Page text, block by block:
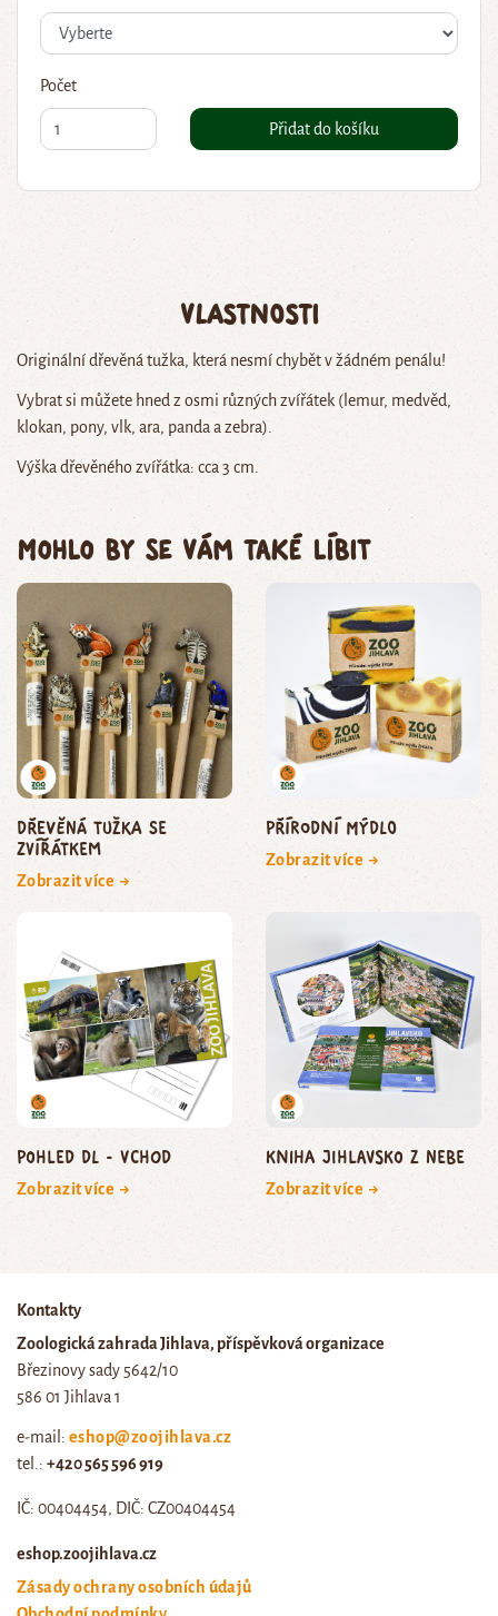
Počet
Přidat do košíku
Vlastnosti
Originální dřevěná tužka, která nesmí chybět v žádném penálu!
Vybrat si můžete hned z osmi různých zvířátek (lemur, medvěd,
klokan, pony, vlk, ara, panda a zebra).
Výška dřevěného zvířátka: cca 3 cm.
Mohlo by se vám také líbit
Dřevěná tužka se
zvířátkem
Zobrazit více →
Přírodní mýdlo
Zobrazit více →
Pohled DL - vchod
Zobrazit více →
Kniha Jihlavsko z nebe
Zobrazit více →
Kontakty
Zoologická zahrada Jihlava, příspěvková organizace
Březinovy sady 5642/10
586 01 Jihlava 1
e-mail: eshop@zoojihlava.cz
tel.: +420 565 596 919
IČ: 00404454, DIČ: CZ00404454
eshop.zoojihlava.cz
Zásady ochrany osobních údajů